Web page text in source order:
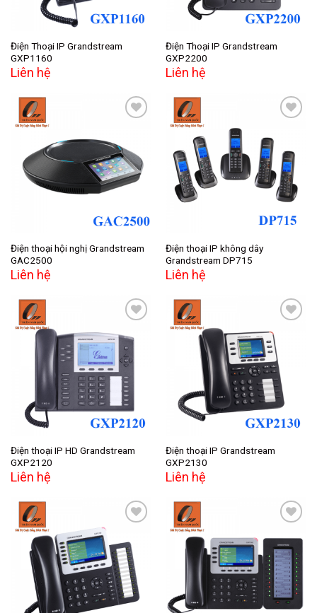
Điện Thoại IP Grandstream
GXP1160
Liên hệ
Điện Thoại IP Grandstream
GXP2200
Liên hệ
Add to
wishlist
Điện thoại hội nghị Grandstream
GAC2500
Liên hệ
Add to
wishlist
Điện thoại IP không dây
Grandstream DP715
Liên hệ
Add to
wishlist
Điện thoại IP HD Grandstream
GXP2120
Liên hệ
Add to
wishlist
Điện thoại IP Grandstream
GXP2130
Liên hệ
Add to
wishlist
Add to
wishlist